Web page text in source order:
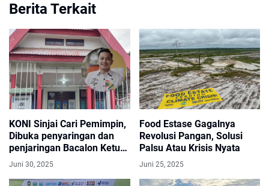
Berita Terkait
KONI Sinjai Cari Pemimpin,
Dibuka penyaringan dan
penjaringan Bacalon Ketua
KONI ini Jadwalnya
Juni 30, 2025
Food Estase Gagalnya
Revolusi Pangan, Solusi
Palsu Atau Krisis Nyata
Juni 25, 2025